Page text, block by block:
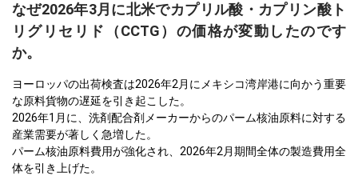
なぜ2026年3月に北米でカプリル酸・カプリン酸ト
リグリセリド（CCTG）の価格が変動したのです
か。
ヨーロッパの出荷検査は2026年2月にメキシコ湾岸港に向かう重要
な原料貨物の遅延を引き起こした。
2026年1月に、洗剤配合剤メーカーからのパーム核油原料に対する
産業需要が著しく急増した。
パーム核油原料費用が強化され、2026年2月期間全体の製造費用全
体を引き上げた。